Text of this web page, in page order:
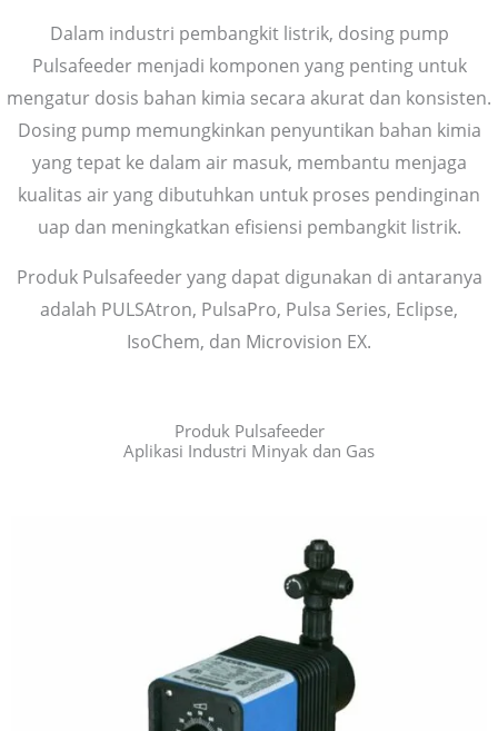
Dalam industri pembangkit listrik, dosing pump
Pulsafeeder menjadi komponen yang penting untuk
mengatur dosis bahan kimia secara akurat dan konsisten.
Dosing pump memungkinkan penyuntikan bahan kimia
yang tepat ke dalam air masuk, membantu menjaga
kualitas air yang dibutuhkan untuk proses pendinginan
uap dan meningkatkan efisiensi pembangkit listrik.
Produk Pulsafeeder yang dapat digunakan di antaranya
adalah PULSAtron, PulsaPro, Pulsa Series, Eclipse,
IsoChem, dan Microvision EX.
Produk Pulsafeeder
Aplikasi Industri Minyak dan Gas